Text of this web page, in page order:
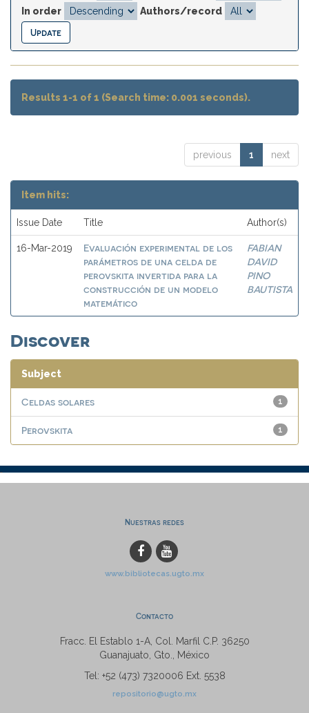
In order
Authors/record
Results 1-1 of 1 (Search time: 0.001 seconds).
previous 1 next
Item hits:
Issue Date Title Author(s)
16-Mar-2019
Evaluación experimental de los
parámetros de una celda de
perovskita invertida para la
construcción de un modelo
matemático
FABIAN
DAVID
PINO
BAUTISTA
Discover
Subject
1
Celdas solares
1
Perovskita
Nuestras redes
www.bibliotecas.ugto.mx
Contacto
Fracc. El Establo 1-A, Col. Marfil C.P. 36250
Guanajuato, Gto., México
Tel: +52 (473) 7320006 Ext. 5538
repositorio@ugto.mx